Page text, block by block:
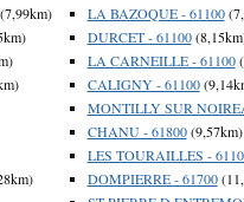
(7,99km)
LA BAZOQUE - 61100
DURCET - 61100
LA CARNEILLE - 61100
CALIGNY - 61100
MONTILLY SUR
CHANU - 61800(9,57km)
LES TOURAILLES -
DOMPIERRE - 61700